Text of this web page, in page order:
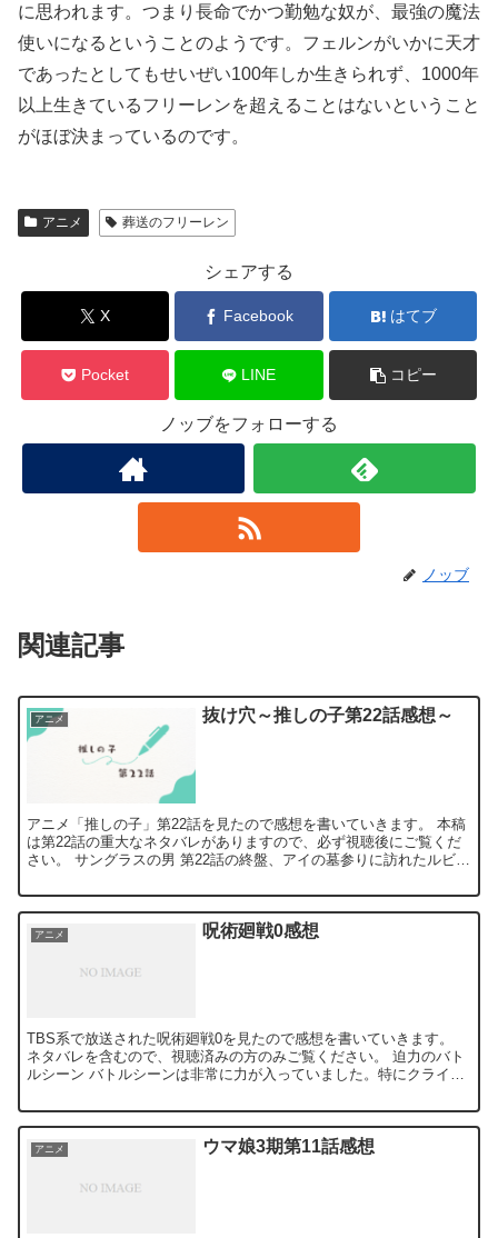
に思われます。つまり長命でかつ勤勉な奴が、最強の魔法
使いになるということのようです。フェルンがいかに天才
であったとしてもせいぜい100年しか生きられず、1000年
以上生きているフリーレンを超えることはないということ
がほぼ決まっているのです。
アニメ 葬送のフリーレン
シェアする
X Facebook はてブ
Pocket LINE コピー
ノッブをフォローする
ノッブ
関連記事
アニメ 抜け穴～推しの子第22話感想～
アニメ「推しの子」第22話を見たので感想を書いていきます。 本稿
は第22話の重大なネタバレがありますので、必ず視聴後にご覧くだ
さい。 サングラスの男 第22話の終盤、アイの墓参りに訪れたルビー
アニメ 呪術廻戦0感想
TBS系で放送された呪術廻戦0を見たので感想を書いていきます。
ネタバレを含むので、視聴済みの方のみご覧ください。 迫力のバト
ルシーン バトルシーンは非常に力が入っていました。特にクライマ
アニメ ウマ娘3期第11話感想